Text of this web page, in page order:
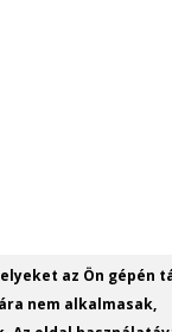
az Ön gépén
nem alkalmasak,